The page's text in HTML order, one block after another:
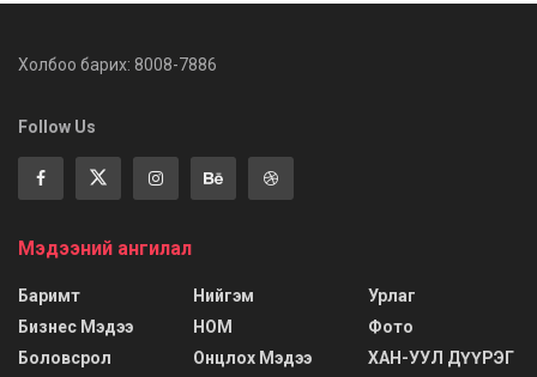
Холбоо барих: 8008-7886
Follow Us
Мэдээний ангилал
Баримт
Бизнес Мэдээ
Боловсрол
Нийгэм
НОМ
Онцлох Мэдээ
Урлаг
Фото
ХАН-УУЛ ДҮҮРЭГ